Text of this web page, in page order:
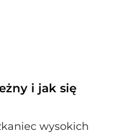
i jak się
wysokich